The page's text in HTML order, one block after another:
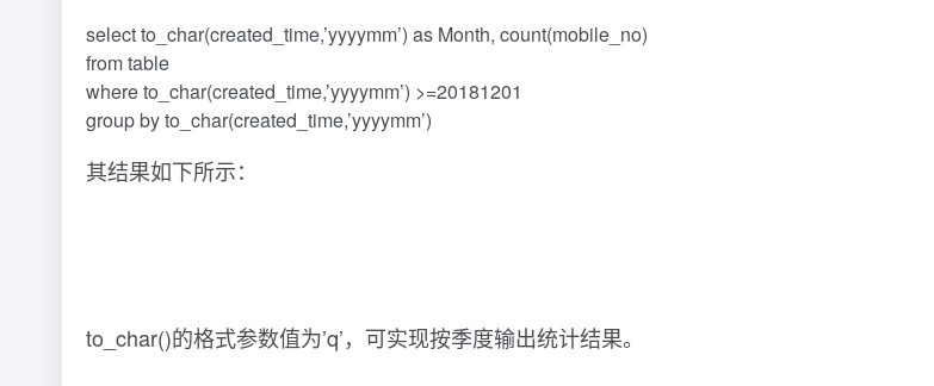
select to_char(created_time,’yyyymm’) as Month, count(mobile_no)
from table
where to_char(created_time,’yyyymm’) >=20181201
group by to_char(created_time,’yyyymm’)
其结果如下所示：
to_char()的格式参数值为’q’，可实现按季度输出统计结果。